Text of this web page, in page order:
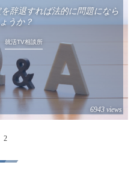
辞退すれば法的に問題になら
うか？
就活TV相談所
6943 views
2